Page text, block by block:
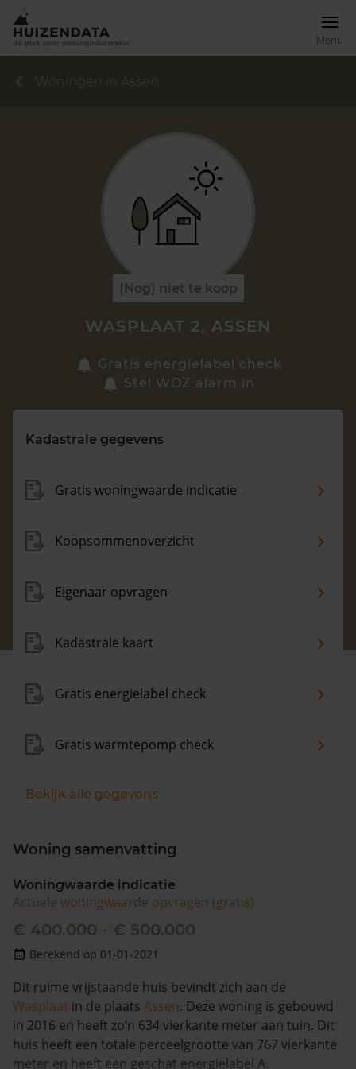
Menu
Zoek een woning
Maandag t/m vrijdag - 08:00 -18:00
Woningen in Assen
(Nog) niet te koop
WASPLAAT 2, ASSEN
Gratis energielabel check
Stel WOZ alarm in
Kadastrale gegevens
Gratis woningwaarde indicatie
Koopsommenoverzicht
Eigenaar opvragen
Kadastrale kaart
Gratis energielabel check
Gratis warmtepomp check
Bekijk alle gegevens
Woning samenvatting
Woningwaarde indicatie
Actuele woningwaarde opvragen (gratis)
€ 400.000 - € 500.000
Berekend op 01-01-2021
Dit ruime vrijstaande huis bevindt zich aan de
Wasplaat in de plaats Assen. Deze woning is gebouwd
in 2016 en heeft zo’n 634 vierkante meter aan tuin. Dit
huis heeft een totale perceelgrootte van 767 vierkante
meter en heeft een geschat energielabel A.